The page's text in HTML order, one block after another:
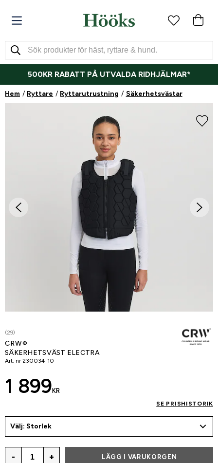
500KR RABATT PÅ UTVALDA RIDHJÄLMAR*
Hem Ryttare Ryttarutrustning Säkerhetsvästar
(29)
CRW®
SÄKERHETSVÄST ELECTRA
Art. nr 230034-10
1 899 KR
SE PRISHISTORIK
Välj: Storlek
- + LÄGG I VARUKORGEN